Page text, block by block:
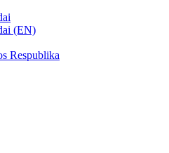
(EN)
Respublika